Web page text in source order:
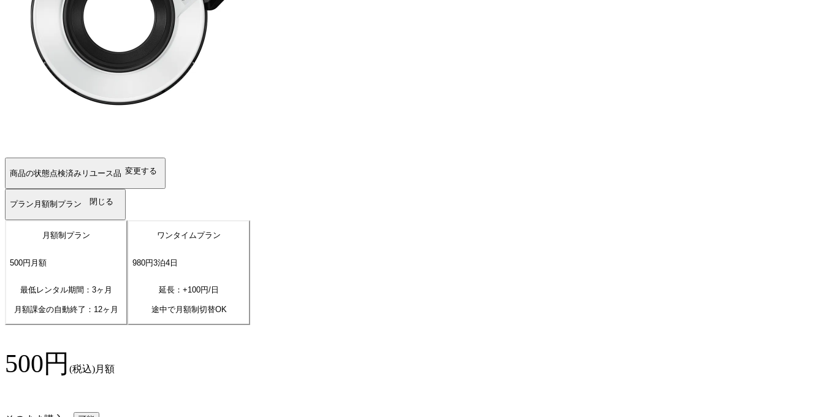
商品の状態点検済みリユース品 変更する
プラン 月額制プラン 閉じる
月額制プラン
500円 月額
最低レンタル期間：3ヶ月
月額課金の自動終了： 12ヶ月
ワンタイムプラン
980円3泊4日
延長：+100円/日
途中で月額制切替OK
500円 (税込)月額